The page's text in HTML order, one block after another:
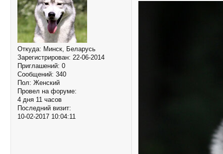
Откуда: Минск, Беларусь
Зарегистрирован: 22-06-2014
Приглашений: 0
Сообщений: 340
Пол: Женский
Провел на форуме:
4 дня 11 часов
Последний визит:
10-02-2017 10:04:11